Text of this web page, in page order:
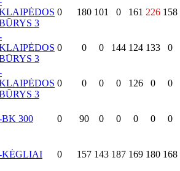
3
0 180 101 0 161 226 158
3
0 0 0 144 124 133 0
3
0 0 0 0 126 0 0
BK 300 0 90 0 0 0 0 0
KĖGLIAI 0 157 143 187 169 180 168